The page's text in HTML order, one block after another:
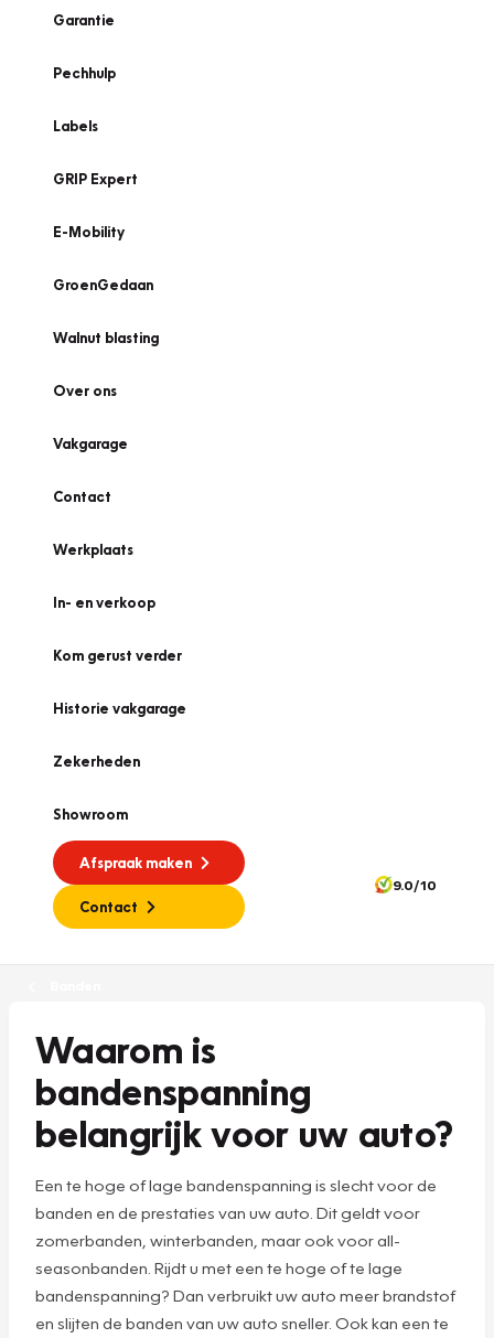
Garantie
Pechhulp
Labels
GRIP Expert
E-Mobility
GroenGedaan
Walnut blasting
Over ons
Vakgarage
Contact
Werkplaats
In- en verkoop
Kom gerust verder
Historie vakgarage
Zekerheden
Showroom
Afspraak maken
Contact
9.0/10
Waarom is
bandenspanning
belangrijk voor uw auto?
Een te hoge of lage bandenspanning is slecht voor de
banden en de prestaties van uw auto. Dit geldt voor
zomerbanden, winterbanden, maar ook voor all-
seasonbanden. Rijdt u met een te hoge of te lage
bandenspanning? Dan verbruikt uw auto meer brandstof
en slijten de banden van uw auto sneller. Ook kan een te